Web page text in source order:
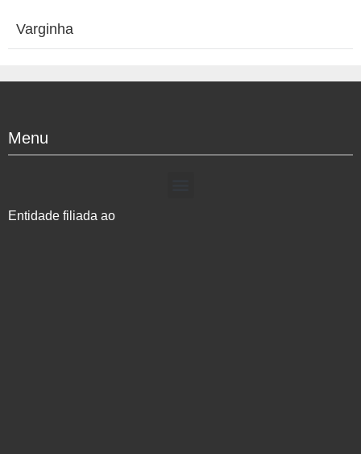
Varginha
Menu
Entidade filiada ao